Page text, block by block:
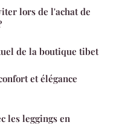
lors de l'achat de
de la boutique tibet
et élégance
les leggings en